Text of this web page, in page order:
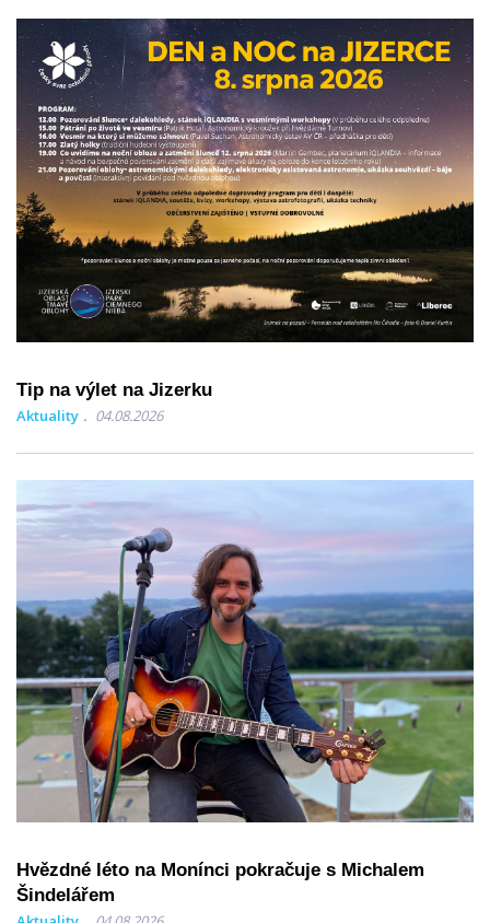
Tip na výlet na Jizerku
Aktuality 04.08.2026
Hvězdné léto na Monínci pokračuje s Michalem
Šindelářem